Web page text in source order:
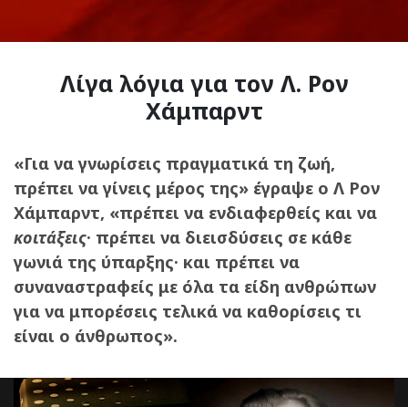
Λίγα λόγια για τον Λ. Ρον
Χάμπαρντ
«Για να γνωρίσεις πραγματικά τη ζωή,
πρέπει να γίνεις μέρος της» έγραψε ο Λ Ρον
Χάμπαρντ, «πρέπει να ενδιαφερθείς και να
κοιτάξεις· πρέπει να διεισδύσεις σε κάθε
γωνιά της ύπαρξης· και πρέπει να
συναναστραφείς με όλα τα είδη ανθρώπων
για να μπορέσεις τελικά να καθορίσεις τι
είναι ο άνθρωπος».